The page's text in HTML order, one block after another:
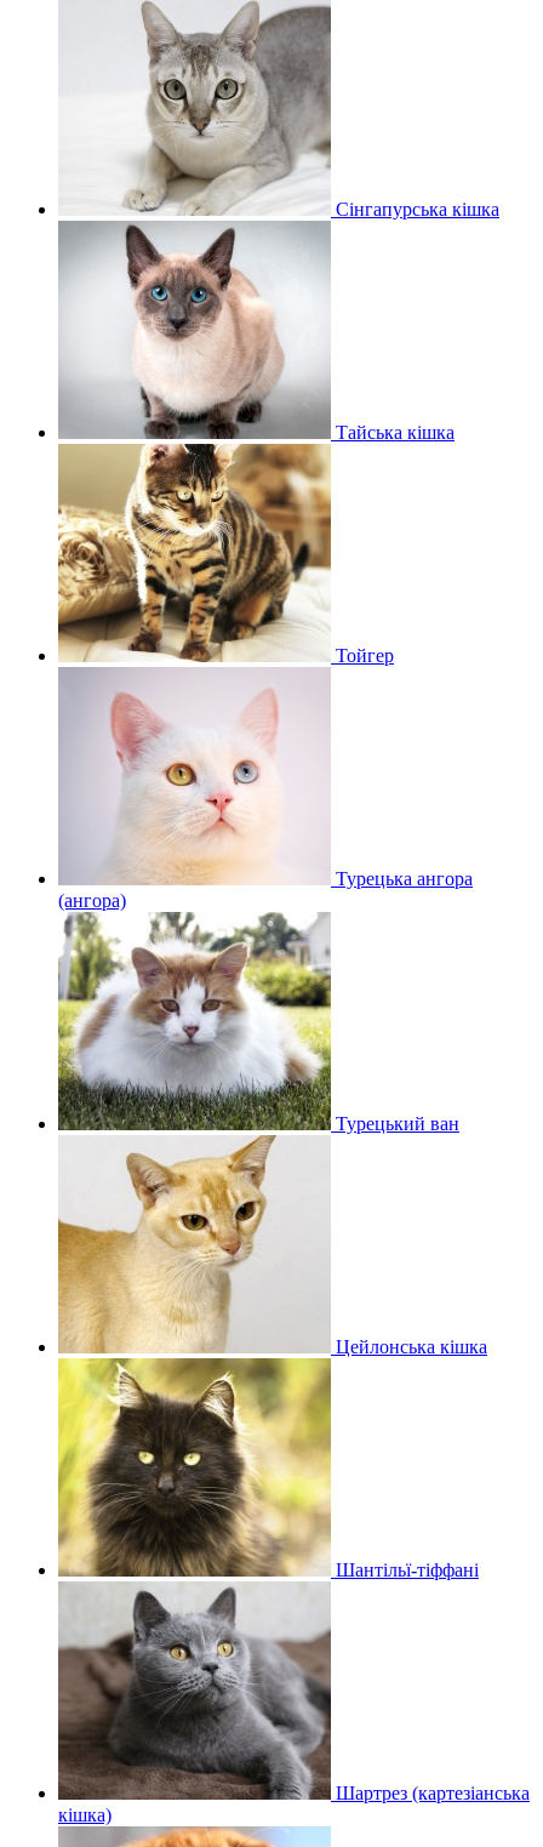
Сінгапурська кішка
Тайська кішка
Тойгер
Турецька ангора
(ангора)
Турецький ван
Цейлонська кішка
Шантільї-тіффані
Шартрез (картезіанська
кішка)